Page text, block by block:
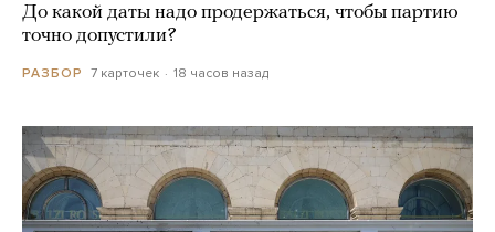
До какой даты надо продержаться, чтобы партию
точно допустили?
РАЗБОР 7 карточек 18 часов назад